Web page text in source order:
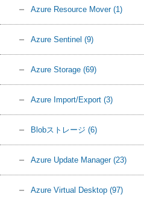
Azure Resource Mover (1)
Azure Sentinel (9)
Azure Storage (69)
Azure Import/Export (3)
Blobストレージ (6)
Azure Update Manager (23)
Azure Virtual Desktop (97)